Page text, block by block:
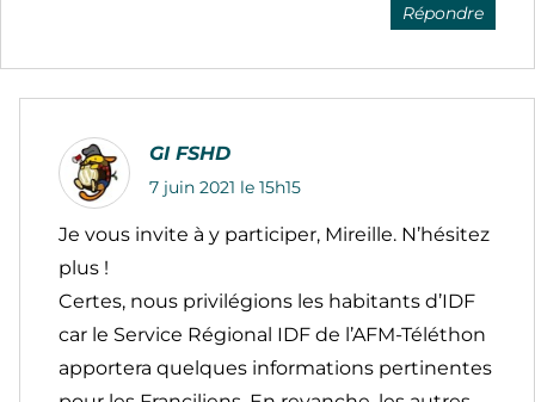
Répondre
GI FSHD
7 juin 2021 le 15h15
Je vous invite à y participer, Mireille. N’hésitez
plus !
Certes, nous privilégions les habitants d’IDF
car le Service Régional IDF de l’AFM-Téléthon
apportera quelques informations pertinentes